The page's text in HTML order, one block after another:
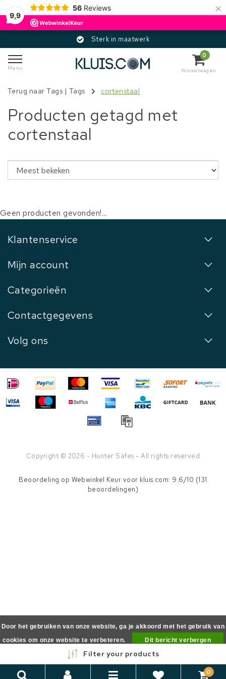
9,9
56 Reviews ×
Sterk in maatwerk
Menu
0
Winkelwagen
Terug naar Tags | Tags cortenstaal
Producten getagd met
cortenstaal
Geen producten gevonden!...
Klantenservice
Mijn account
Categorieën
Contactgegevens
Volg ons
Copyright © 2026 - Hunter Safes - All rights reserved
Filter your products
0
Beoordeling op Webwinkel Keur voor kluis.com: 9.6/10 (131
beoordelingen)
Door het gebruiken van onze website, ga je akkoord met het gebruik van
cookies om onze website te verbeteren.
Dit bericht verbergen
Meer over cookies »